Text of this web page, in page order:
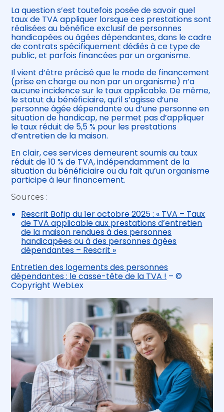
La question s’est toutefois posée de savoir quel
taux de TVA appliquer lorsque ces prestations sont
réalisées au bénéfice exclusif de personnes
handicapées ou âgées dépendantes, dans le cadre
de contrats spécifiquement dédiés à ce type de
public, et parfois financées par un organisme.
Il vient d’être précisé que le mode de financement
(prise en charge ou non par un organisme) n’a
aucune incidence sur le taux applicable. De même,
le statut du bénéficiaire, qu’il s’agisse d’une
personne âgée dépendante ou d’une personne en
situation de handicap, ne permet pas d’appliquer
le taux réduit de 5,5 % pour les prestations
d’entretien de la maison.
En clair, ces services demeurent soumis au taux
réduit de 10 % de TVA, indépendamment de la
situation du bénéficiaire ou du fait qu’un organisme
participe à leur financement.
Sources :
Rescrit Bofip du 1er octobre 2025 : « TVA – Taux
de TVA applicable aux prestations d’entretien
de la maison rendues à des personnes
handicapées ou à des personnes âgées
dépendantes – Rescrit »
Entretien des logements des personnes
dépendantes : le casse-tête de la TVA ! – ©
Copyright WebLex